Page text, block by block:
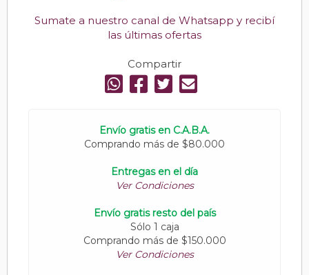
Sumate a nuestro canal de Whatsapp y recibí
las últimas ofertas
Compartir
Envío gratis en C.A.B.A.
Comprando más de $80.000
Entregas en el día
Ver Condiciones
Envío gratis resto del país
Sólo 1 caja
Comprando más de $150.000
Ver Condiciones